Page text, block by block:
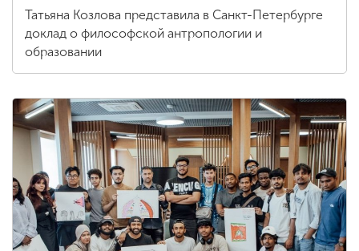
Татьяна Козлова представила в Санкт-Петербурге
доклад о философской антропологии и
образовании